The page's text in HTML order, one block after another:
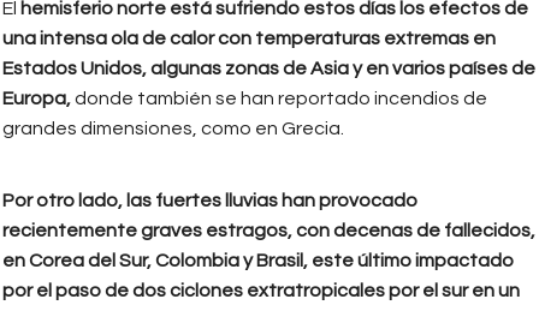
El hemisferio norte está sufriendo estos días los efectos de
una intensa ola de calor con temperaturas extremas en
Estados Unidos, algunas zonas de Asia y en varios países de
Europa,donde también se han reportado incendios de
grandes dimensiones, como en Grecia.
Por otro lado, las fuertes lluvias han provocado
recientemente graves estragos, con decenas de fallecidos,
en Corea del Sur, Colombia y Brasil, este último impactado
por el paso de dos ciclones extratropicales por el sur en un